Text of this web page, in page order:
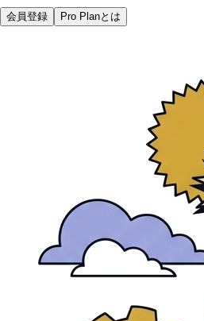
会員登録 Pro Planとは